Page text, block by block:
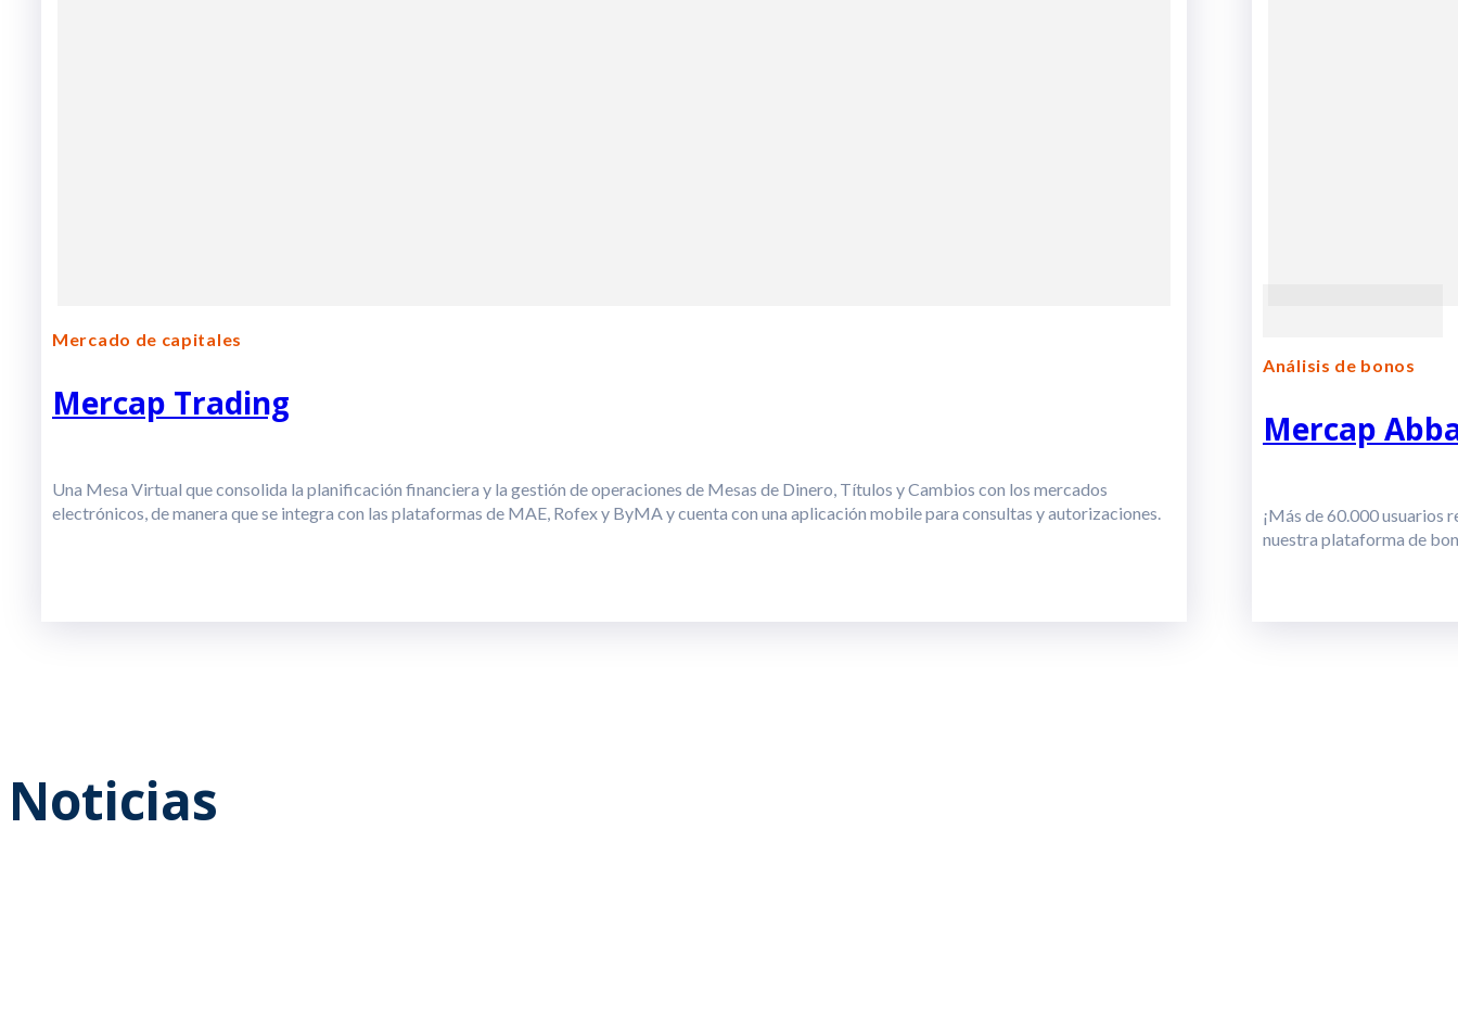
Mercado de capitales
Mercap Trading
Una Mesa Virtual que consolida la planificación financiera y la gestión de operaciones de Mesas de Dinero, Títulos y Cambios con los mercados
electrónicos, de manera que se integra con las plataformas de MAE, Rofex y ByMA y cuenta con una aplicación mobile para consultas y autorizaciones.
Análisis de bonos
Mercap
¡Más de 60.000 usuarios
nuestra plataforma de
Noticias